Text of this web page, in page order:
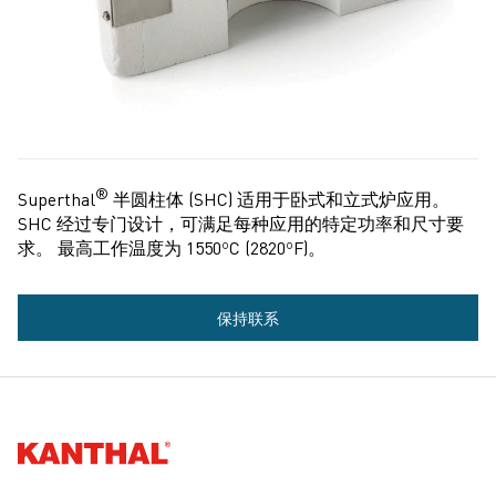
Superthal® 半圆柱体 (SHC) 适用于卧式和立式炉应用。
SHC 经过专门设计，可满足每种应用的特定功率和尺寸要
求。 最高工作温度为 1550ºC (2820ºF)。
多
息
保持联系
Kanthal®